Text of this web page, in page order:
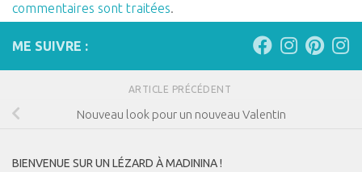
commentaires sont traitées.
ME SUIVRE :
ARTICLE PRÉCÉDENT
Nouveau look pour un nouveau Valentin
BIENVENUE SUR UN LÉZARD À MADININA !